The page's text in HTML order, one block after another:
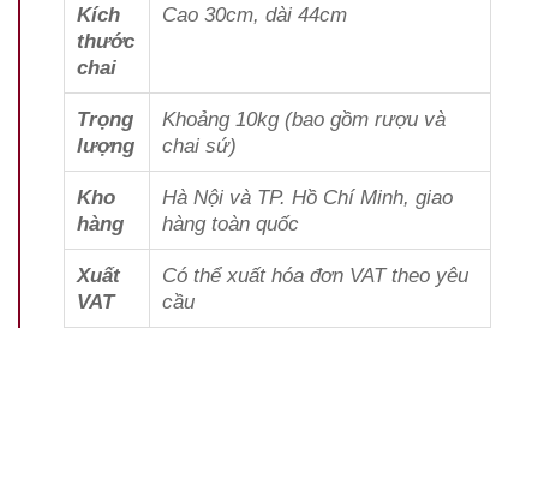
Kích
thước
chai
Cao 30cm, dài 44cm
Trọng
lượng
Khoảng 10kg (bao gồm rượu và
chai sứ)
Kho
hàng
Hà Nội và TP. Hồ Chí Minh, giao
hàng toàn quốc
Xuất
VAT
Có thể xuất hóa đơn VAT theo yêu
cầu